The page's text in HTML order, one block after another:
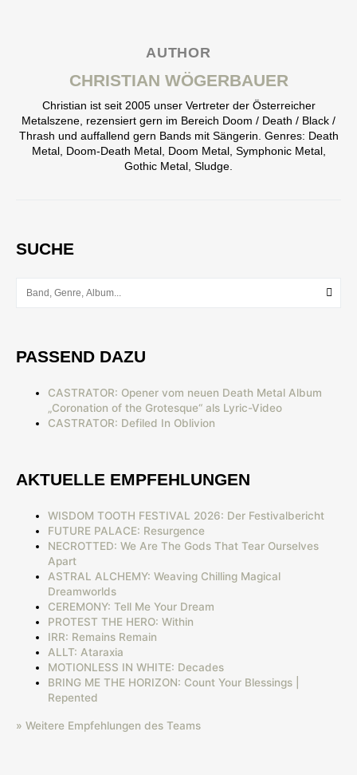
AUTHOR
CHRISTIAN WÖGERBAUER
Christian ist seit 2005 unser Vertreter der Österreicher
Metalszene, rezensiert gern im Bereich Doom / Death / Black /
Thrash und auffallend gern Bands mit Sängerin. Genres: Death
Metal, Doom-Death Metal, Doom Metal, Symphonic Metal,
Gothic Metal, Sludge.
SUCHE
PASSEND DAZU
CASTRATOR: Opener vom neuen Death Metal Album
„Coronation of the Grotesque“ als Lyric-Video
CASTRATOR: Defiled In Oblivion
AKTUELLE EMPFEHLUNGEN
WISDOM TOOTH FESTIVAL 2026: Der Festivalbericht
FUTURE PALACE: Resurgence
NECROTTED: We Are The Gods That Tear Ourselves
Apart
ASTRAL ALCHEMY: Weaving Chilling Magical
Dreamworlds
CEREMONY: Tell Me Your Dream
PROTEST THE HERO: Within
IRR: Remains Remain
ALLT: Ataraxia
MOTIONLESS IN WHITE: Decades
BRING ME THE HORIZON: Count Your Blessings |
Repented
» Weitere Empfehlungen des Teams